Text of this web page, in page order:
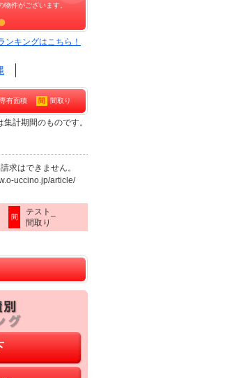
物件がございます。
ンキングはこちら！
専有面積 間 間取り
計期間のものです。
請求はできません。
uccino.jp/article/
間
テスト_
間取り